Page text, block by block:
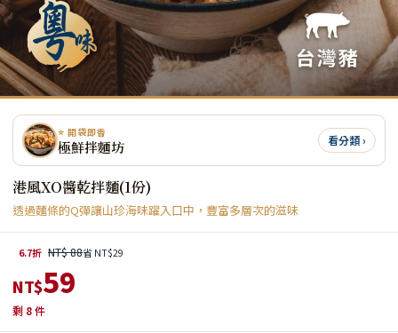
⭐ 開袋即香
極鮮拌麵坊 看分類 ›
港風XO醬乾拌麵(1份)
透過麵條的Q彈讓山珍海味躍入口中，豐富多層次的滋味
6.7折 NT$ 88省 NT$29
NT$59
剩 8件